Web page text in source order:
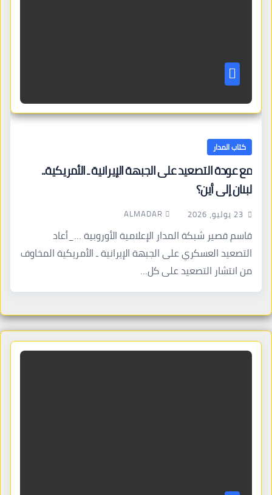
كتاب المدار
مع عودة التصعيد على الجبهة الإيرانية ـ الأمريكية..
لبنان إلى أين؟
23 يوليو، 2026 ALMADAR
قاسم قصير شبكة المدار الإعلامية الأوروبية …_أعاد
التصعيد العسكري على الجبهة الإيرانية ـ الأمريكية المخاوف
من انتشار التصعيد على كل…